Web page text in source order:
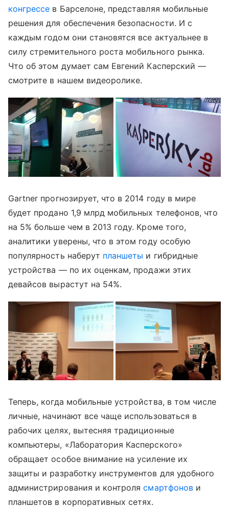
конгрессе в Барселоне, представляя мобильные
решения для обеспечения безопасности. И с
каждым годом они становятся все актуальнее в
силу стремительного роста мобильного рынка.
Что об этом думает сам Евгений Касперский —
смотрите в нашем видеоролике.
Gartner прогнозирует, что в 2014 году в мире
будет продано 1,9 млрд мобильных телефонов, что
на 5% больше чем в 2013 году. Кроме того,
аналитики уверены, что в этом году особую
популярность наберут планшеты и гибридные
устройства — по их оценкам, продажи этих
девайсов вырастут на 54%.
Теперь, когда мобильные устройства, в том числе
личные, начинают все чаще использоваться в
рабочих целях, вытесняя традиционные
компьютеры, «Лаборатория Касперского»
обращает особое внимание на усиление их
защиты и разработку инструментов для удобного
администрирования и контролясмартфонови
планшетов в корпоративных сетях.